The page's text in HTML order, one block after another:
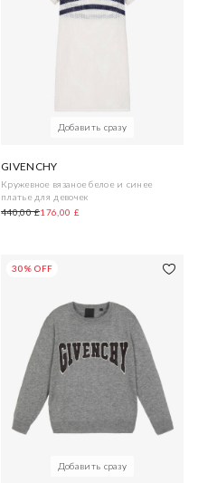
Добавить сразу
GIVENCHY
Кружевное вязаное белое и синее
платье для девочек
440,00 £176,00 £
30% OFF
Добавить сразу